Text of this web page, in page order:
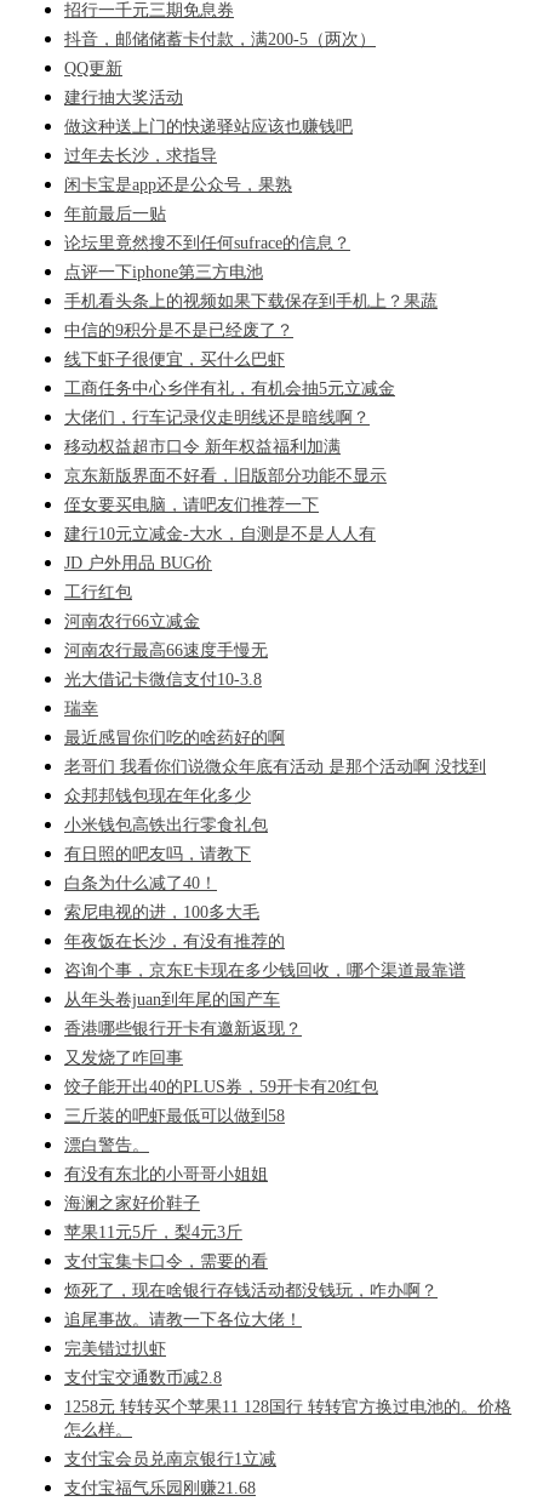
招行一千元三期免息券
抖音，邮储储蓄卡付款，满200-5（两次）
QQ更新
建行抽大奖活动
做这种送上门的快递驿站应该也赚钱吧
过年去长沙，求指导
闲卡宝是app还是公众号，果熟
年前最后一贴
论坛里竟然搜不到任何sufrace的信息？
点评一下iphone第三方电池
手机看头条上的视频如果下载保存到手机上？果蔬
中信的9积分是不是已经废了？
线下虾子很便宜，买什么巴虾
工商任务中心乡伴有礼，有机会抽5元立减金
大佬们，行车记录仪走明线还是暗线啊？
移动权益超市口令 新年权益福利加满
京东新版界面不好看，旧版部分功能不显示
侄女要买电脑，请吧友们推荐一下
建行10元立减金-大水，自测是不是人人有
JD 户外用品 BUG价
工行红包
河南农行66立减金
河南农行最高66速度手慢无
光大借记卡微信支付10-3.8
瑞幸
最近感冒你们吃的啥药好的啊
老哥们 我看你们说微众年底有活动 是那个活动啊 没找到
众邦邦钱包现在年化多少
小米钱包高铁出行零食礼包
有日照的吧友吗，请教下
白条为什么减了40！
索尼电视的进，100多大毛
年夜饭在长沙，有没有推荐的
咨询个事，京东E卡现在多少钱回收，哪个渠道最靠谱
从年头卷juan到年尾的国产车
香港哪些银行开卡有邀新返现？
又发烧了咋回事
饺子能开出40的PLUS券，59开卡有20红包
三斤装的吧虾最低可以做到58
漂白警告。
有没有东北的小哥哥小姐姐
海澜之家好价鞋子
苹果11元5斤，梨4元3斤
支付宝集卡口令，需要的看
烦死了，现在啥银行存钱活动都没钱玩，咋办啊？
追尾事故。请教一下各位大佬！
完美错过扒虾
支付宝交通数币减2.8
1258元 转转买个苹果11 128国行 转转官方换过电池的。价格
怎么样。
支付宝会员兑南京银行1立减
支付宝福气乐园刚赚21.68